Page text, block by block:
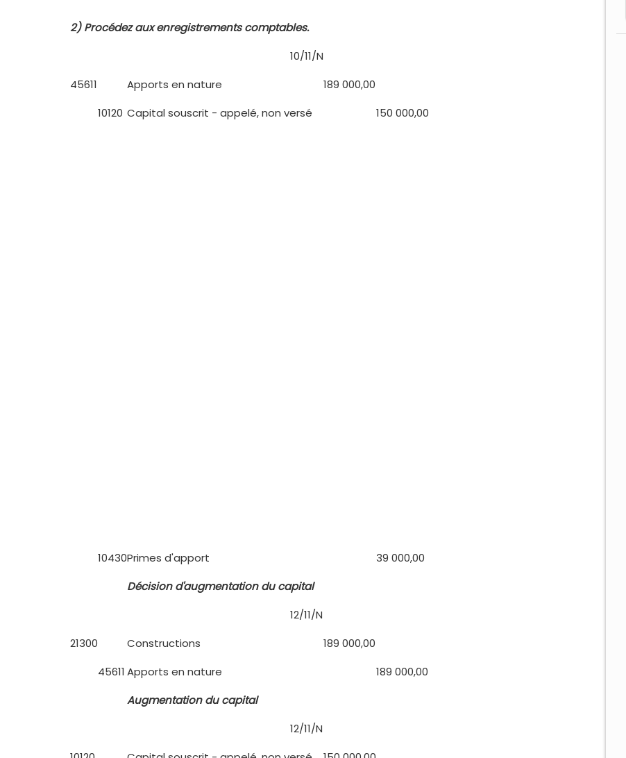
2) Procédez aux enregistrements comptables.
10/11/N
45611
Apports en nature
189 000,00
10120 Capital souscrit - appelé, non versé 150 000,00
10430Primes d'apport
39 000,00
Décision d'augmentation du capital
12/11/N
21300
Constructions
189 000,00
45611 Apports en nature
189 000,00
Augmentation du capital
12/11/N